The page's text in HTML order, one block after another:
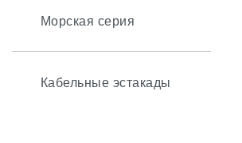
Морская серия
Кабельные эстакады